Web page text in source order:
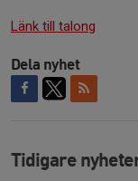
Länk till talong
Dela nyhet
Tidigare